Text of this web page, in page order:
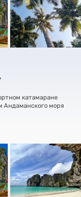
катамаране
Андаманского моря